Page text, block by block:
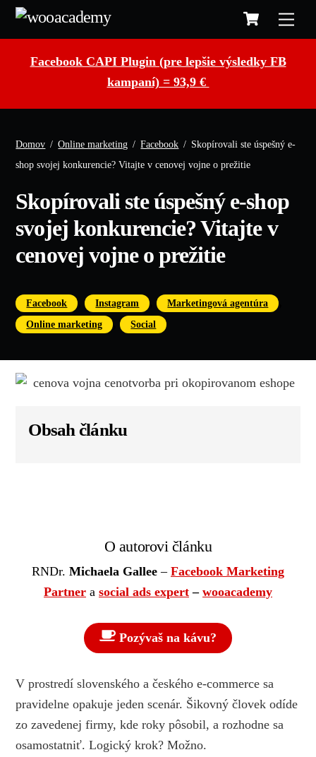
Skip
Cart
Facebook CAPI Plugin (pre lepšie výsledky FB
kampaní) = 93,9 €
Domov / Online marketing / Facebook / Skopírovali ste úspešný e-
shop svojej konkurencie? Vitajte v cenovej vojne o prežitie
Skopírovali ste úspešný e-shop
svojej konkurencie? Vitajte v
cenovej vojne o prežitie
Facebook , Instagram , Marketingová agentúra
Online marketing , Social
Obsah článku
O autorovi článku
RNDr. Michaela Gallee – Facebook Marketing
Partner a social ads expert – wooacademy
Pozývaš na kávu?
V prostredí slovenského a českého e-commerce sa
pravidelne opakuje jeden scenár. Šikovný človek odíde
zo zavedenej firmy, kde roky pôsobil, a rozhodne sa
osamostatniť. Logický krok? Možno.